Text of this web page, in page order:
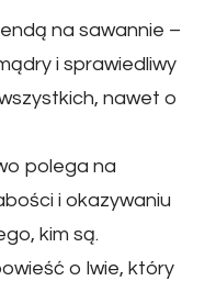
na sawannie –
i sprawiedliwy
nawet o
polega na
i okazywaniu
kim są.
o lwie, który